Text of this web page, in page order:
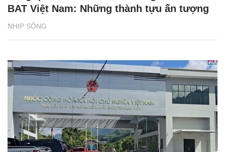
NHỊP SỐNG
BAT Việt Nam: Những thành tựu ấn tượng